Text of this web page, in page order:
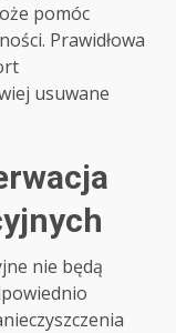
pomóc
Prawidłowa
usuwane
nie będą